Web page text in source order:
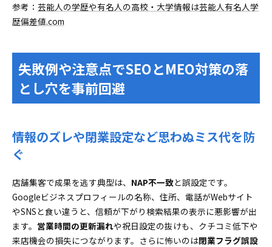
参考： 芸能人の学歴や有名人の高校・大学情報は芸能人有名人学
歴偏差値.com
失敗例や注意点でSEOとMEO対策の落
とし穴を事前回避
情報のズレや閉業設定など思わぬミス代を防
ぐ
店舗集客で成果を逃す典型は、 NAP不一致と誤設定です。
Googleビジネスプロフィールの名称、住所、電話がWebサイト
やSNSと食い違うと、信頼が下がり検索結果の表示に悪影響が出
ます。 営業時間の更新漏れや祝日設定の抜けも、クチコミ低下や
来店機会の損失につながります。さらに怖いのは閉業フラグ誤設